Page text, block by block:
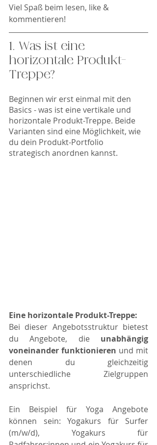
Viel Spaß beim lesen, like &
kommentieren!
1. Was ist eine
horizontale Produkt-
Treppe?
Beginnen wir erst einmal mit den
Basics - was ist eine vertikale und
horizontale Produkt-Treppe. Beide
Varianten sind eine Möglichkeit, wie
du dein Produkt-Portfolio
strategisch anordnen kannst.
Eine horizontale Produkt-Treppe:
Bei dieser Angebotsstruktur bietest
du Angebote, die unabhängig
voneinander funktionieren und mit
denen du gleichzeitig
unterschiedliche Zielgruppen
ansprichst.
Ein Beispiel für Yoga Angebote
können sein: Yogakurs für Surfer
(m/w/d), Yogakurs für